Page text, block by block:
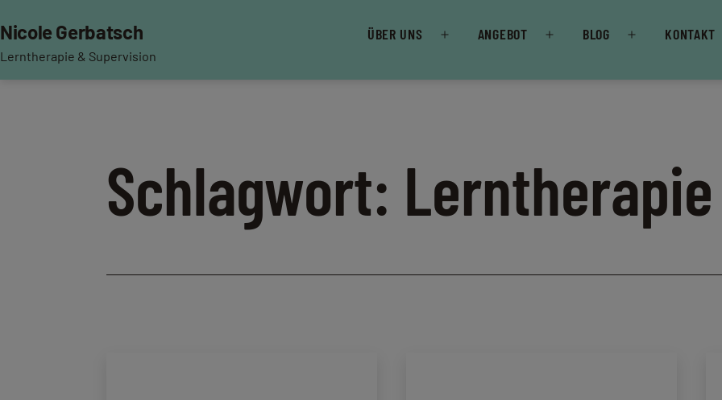
Inhalt
springen
Nicole Gerbatsch
Lerntherapie & Supervision
ÜBER UNS
Menü
ANGEBOT
Menü
BLOG
Menü
KONTAKT
Schlagwort: Lerntherapie